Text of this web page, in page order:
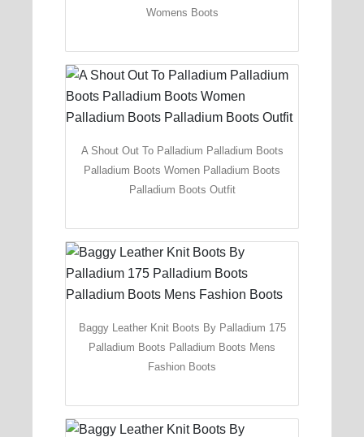
Womens Boots
A Shout Out To Palladium Palladium Boots
Palladium Boots Women Palladium Boots
Palladium Boots Outfit
Baggy Leather Knit Boots By Palladium 175
Palladium Boots Palladium Boots Mens
Fashion Boots